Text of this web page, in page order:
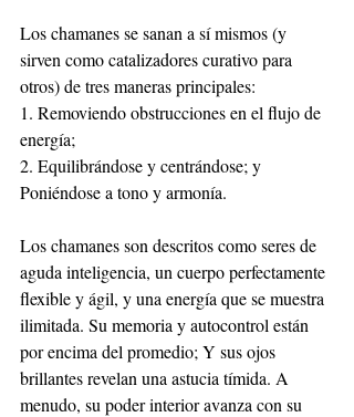
Los chamanes se sanan a sí mismos (y
sirven como catalizadores curativo para
otros) de tres maneras principales:
1. Removiendo obstrucciones en el flujo de
energía;
2. Equilibrándose y centrándose; y
Poniéndose a tono y armonía.
Los chamanes son descritos como seres de
aguda inteligencia, un cuerpo perfectamente
flexible y ágil, y una energía que se muestra
ilimitada. Su memoria y autocontrol están
por encima del promedio; Y sus ojos
brillantes revelan una astucia tímida. A
menudo, su poder interior avanza con su